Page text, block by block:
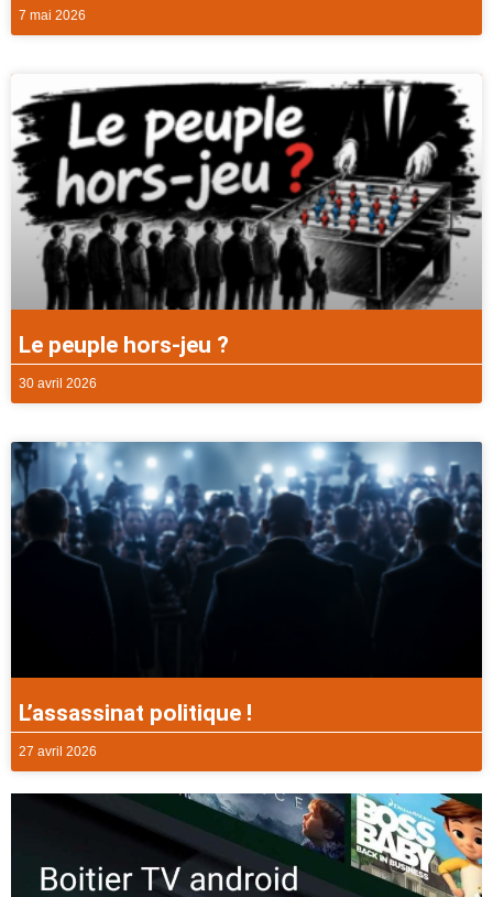
7 mai 2026
Le peuple hors-jeu ?
30 avril 2026
L’assassinat politique !
27 avril 2026